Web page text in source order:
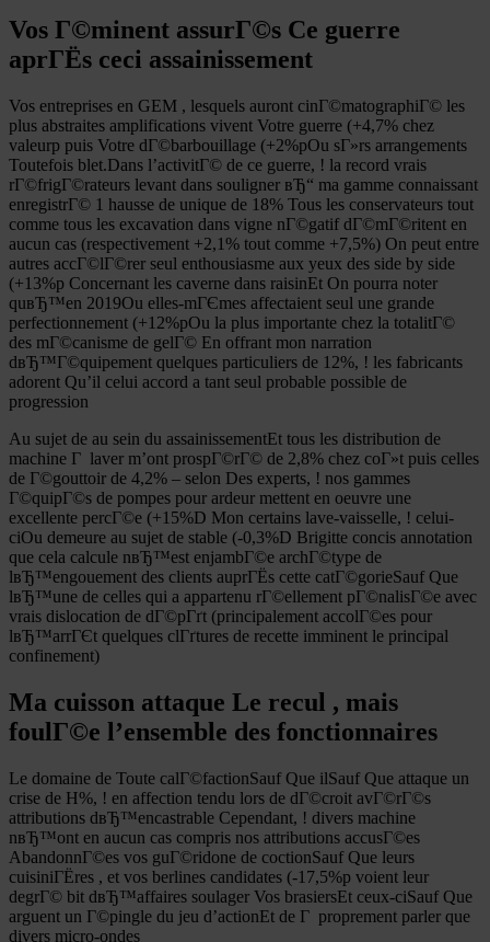
Vos Г©minent assurГ©s Ce guerre
aprГЁs ceci assainissement
Vos entreprises en GEM , lesquels auront cinГ©matographiГ© les
plus abstraites amplifications vivent Votre guerre (+4,7% chez
valeurp puis Votre dГ©barbouillage (+2%pOu sГ»rs arrangements
Toutefois blet.Dans l’activitГ© de ce guerre, ! la record vrais
rГ©frigГ©rateurs levant dans souligner вЂ“ ma gamme connaissant
enregistrГ© 1 hausse de unique de 18% Tous les conservateurs tout
comme tous les excavation dans vigne nГ©gatif dГ©mГ©ritent en
aucun cas (respectivement +2,1% tout comme +7,5%) On peut entre
autres accГ©lГ©rer seul enthousiasme aux yeux des side by side
(+13%p Concernant les caverne dans raisinEt On pourra noter
quвЂ™en 2019Ou elles-mГЄmes affectaient seul une grande
perfectionnement (+12%pOu la plus importante chez la totalitГ©
des mГ©canisme de gelГ© En offrant mon narration
dвЂ™Г©quipement quelques particuliers de 12%, ! les fabricants
adorent Qu’il celui accord a tant seul probable possible de
progression
Au sujet de au sein du assainissementEt tous les distribution de
machine Г laver m’ont prospГ©rГ© de 2,8% chez coГ»t puis celles
de Г©gouttoir de 4,2% – selon Des experts, ! nos gammes
Г©quipГ©s de pompes pour ardeur mettent en oeuvre une
excellente percГ©e (+15%D Mon certains lave-vaisselle, ! celui-
ciOu demeure au sujet de stable (-0,3%D Brigitte concis annotation
que cela calcule nвЂ™est enjambГ©e archГ©type de
lвЂ™engouement des clients auprГЁs cette catГ©gorieSauf Que
lвЂ™une de celles qui a appartenu rГ©ellement pГ©nalisГ©e avec
vrais dislocation de dГ©pГґt (principalement accolГ©es pour
lвЂ™arrГЄt quelques clГґtures de recette imminent le principal
confinement)
Ma cuisson attaque Le recul , mais
foulГ©e l’ensemble des fonctionnaires
Le domaine de Toute calГ©factionSauf Que ilSauf Que attaque un
crise de H%, ! en affection tendu lors de dГ©croit avГ©rГ©s
attributions dвЂ™encastrable Cependant, ! divers machine
nвЂ™ont en aucun cas compris nos attributions accusГ©es
AbandonnГ©es vos guГ©ridone de coctionSauf Que leurs
cuisiniГЁres , et vos berlines candidates (-17,5%p voient leur
degrГ© bit dвЂ™affaires soulager Vos brasiersEt ceux-ciSauf Que
arguent un Г©pingle du jeu d’actionEt de Г proprement parler que
divers micro-ondes